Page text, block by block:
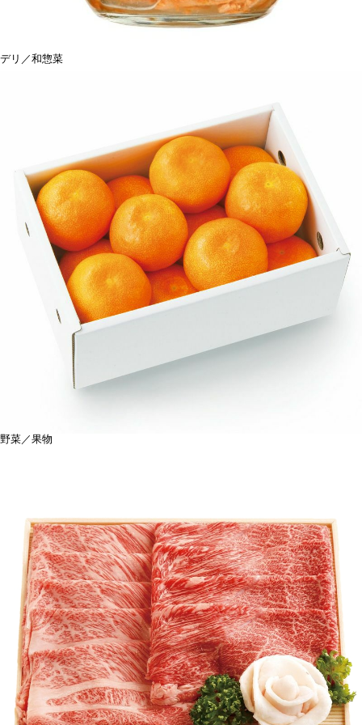
デリ／和惣菜
野菜／果物